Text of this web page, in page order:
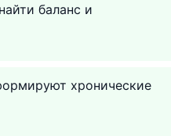
баланс и
хронические